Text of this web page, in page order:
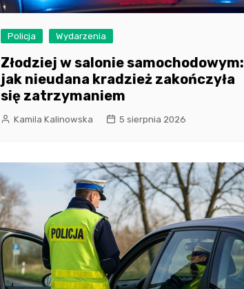
Policja Wydarzenia
Złodziej w salonie samochodowym:
jak nieudana kradzież zakończyła
się zatrzymaniem
Kamila Kalinowska 5 sierpnia 2026